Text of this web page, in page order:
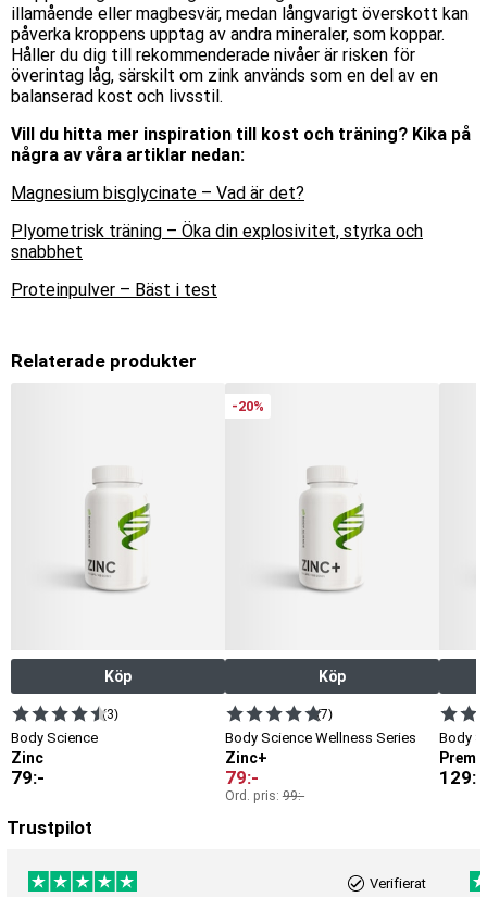
illamående eller magbesvär, medan långvarigt överskott kan
påverka kroppens upptag av andra mineraler, som koppar.
Håller du dig till rekommenderade nivåer är risken för
överintag låg, särskilt om zink används som en del av en
balanserad kost och livsstil.
Vill du hitta mer inspiration till kost och träning? Kika på
några av våra artiklar nedan:
Magnesium bisglycinate – Vad är det?
Plyometrisk träning – Öka din explosivitet, styrka och
snabbhet
Proteinpulver – Bäst i test
Relaterade produkter
Köp
(3)
Body Science
Zinc
79:-
-20%
Köp
(7)
Body Science Wellness Series
Zinc+
79:-
Ord. pris:99:-
Body
129:-
Trustpilot
Verifierat